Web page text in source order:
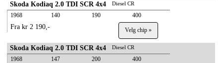
Skoda Kodiaq 2.0 TDI SCR 4x4 Diesel CR
1968 140 190 400
Fra kr 2 190,- Velg chip »
Skoda Kodiaq 2.0 TDI SCR 4x4 Diesel CR
1968 147 200 400